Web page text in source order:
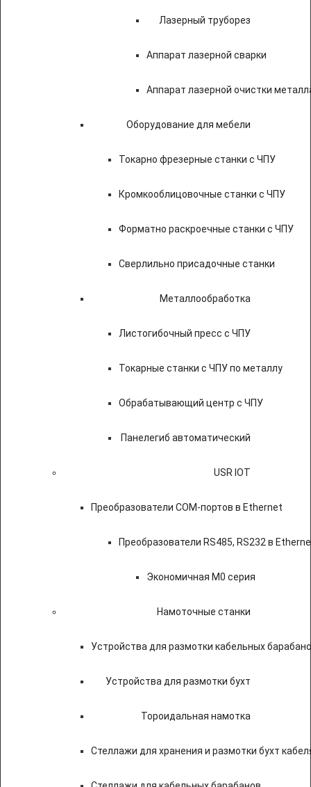
Лазерный труборез
Аппарат лазерной сварки
Аппарат лазерной очистки
Оборудование для мебели
Токарно фрезерные станки с ЧПУ
Кромкооблицовочные станки с ЧПУ
Форматно раскроечные станки с ЧПУ
Сверлильно присадочные станки
Металлообработка
Листогибочный пресс с ЧПУ
Токарные станки с ЧПУ по металлу
Обрабатывающий центр с ЧПУ
Панелегиб автоматический
USR IOT
Преобразователи COM-портов в Ethernet
Преобразователи RS485, RS232 в
Экономичная M0 серия
Намоточные станки
Устройства для размотки кабельных
Устройства для размотки бухт
Тороидальная намотка
Стеллажи для хранения и размотки бухт